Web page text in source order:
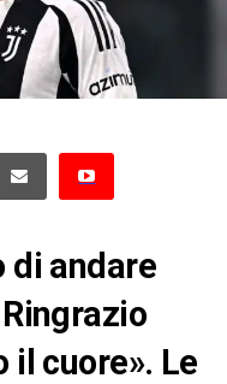
di andare
il cuore». Le